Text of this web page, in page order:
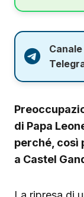
Canale
di Papa
perché, così
a Castel